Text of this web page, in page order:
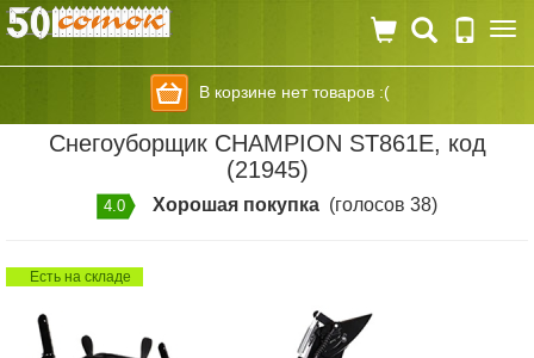
В корзине нет товаров :(
Снегоуборщик CHAMPION ST861E, код
(21945)
4.0 Хорошая покупка (голосов 38)
Есть на складе